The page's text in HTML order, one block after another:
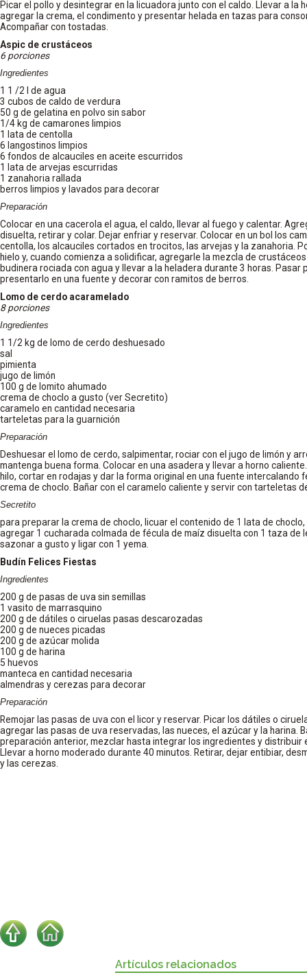
Picar el pollo y desintegrar en la licuadora junto con el caldo. Llevar a la
agregar la crema, el condimento y presentar helada en tazas para
Acompañar con tostadas.
Aspic de crustáceos
6 porciones
Ingredientes
1 1 /2 l de agua
3 cubos de caldo de verdura
50 g de gelatina en polvo sin sabor
1/4 kg de camarones limpios
1 lata de centolla
6 langostinos limpios
6 fondos de alcauciles en aceite escurridos
1 lata de arvejas escurridas
1 zanahoria rallada
berros limpios y lavados para decorar
Preparación
Colocar en una cacerola el agua, el caldo, llevar al fuego y calentar.
disuelta, retirar y colar. Dejar enfriar y reservar. Colocar en un bol los
centolla, los alcauciles cortados en trocitos, las arvejas y la zanahoria.
hielo y, cuando comienza a solidificar, agregarle la mezcla de
budinera rociada con agua y llevar a la heladera durante 3 horas. Pasar
presentarlo en una fuente y decorar con ramitos de berros.
Lomo de cerdo acaramelado
8 porciones
Ingredientes
1 1/2 kg de lomo de cerdo deshuesado
sal
pimienta
jugo de limón
100 g de lomito ahumado
crema de choclo a gusto (ver Secretito)
caramelo en cantidad necesaria
tarteletas para la guarnición
Preparación
Deshuesar el lomo de cerdo, salpimentar, rociar con el jugo de limón y
mantenga buena forma. Colocar en una asadera y llevar a horno
hilo, cortar en rodajas y dar la forma original en una fuente intercalando
crema de choclo. Bañar con el caramelo caliente y servir con tarteletas
Secretito
para preparar la crema de choclo, licuar el contenido de 1 lata de
agregar 1 cucharada colmada de fécula de maíz disuelta con 1 taza de
sazonar a gusto y ligar con 1 yema.
Budín Felices Fiestas
Ingredientes
200 g de pasas de uva sin semillas
1 vasito de marrasquino
200 g de dátiles o ciruelas pasas descarozadas
200 g de nueces picadas
200 g de azúcar molida
100 g de harina
5 huevos
manteca en cantidad necesaria
almendras y cerezas para decorar
Preparación
Remojar las pasas de uva con el licor y reservar. Picar los dátiles o
agregar las pasas de uva reservadas, las nueces, el azúcar y la harina.
preparación anterior, mezclar hasta integrar los ingredientes y distribuir
Llevar a horno moderado durante 40 minutos. Retirar, dejar entibiar,
y las cerezas.
Artículos relacionados